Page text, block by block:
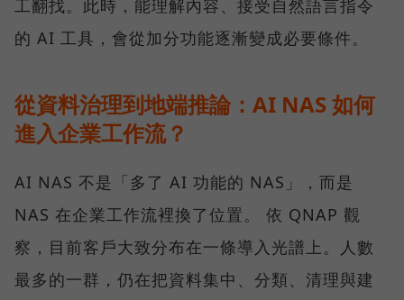
工翻找。此時，能理解內容、接受自然語言指令
的 AI 工具，會從加分功能逐漸變成必要條件。
從資料治理到地端推論：AI NAS 如何
進入企業工作流？
AI NAS 不是「多了 AI 功能的 NAS」，而是
NAS 在企業工作流裡換了位置。 依 QNAP 觀
察，目前客戶大致分布在一條導入光譜上。人數
最多的一群，仍在把資料集中、分類、清理與建